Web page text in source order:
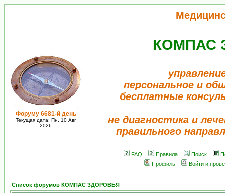
Форуму 6681-й день
Текущая дата: Пн, 10 Авг
2026
КОМПАС
персональное и
бесплатные
не диагностика и
правильного
FAQ Правила Поиск
Профиль
Войти и
Список форумов КОМПАС ЗДОРОВЬЯ